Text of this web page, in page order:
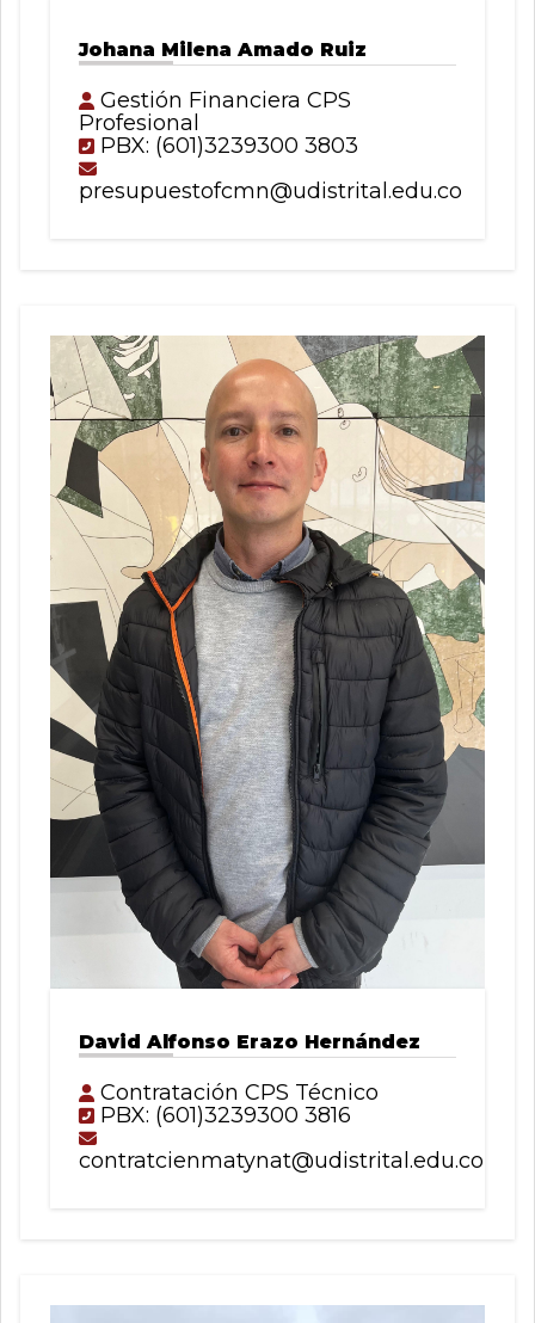
Johana Milena Amado Ruiz
Gestión Financiera CPS
Profesional
PBX: (601)3239300 3803
presupuestofcmn@udistrital.edu.co
David Alfonso Erazo Hernández
Contratación CPS Técnico
PBX: (601)3239300 3816
contratcienmatynat@udistrital.edu.co